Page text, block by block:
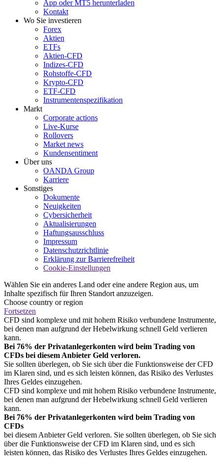
App oder MT5 herunterladen
Kontakt
Wo Sie investieren
Forex
Aktien
ETFs
Aktien-CFD
Indizes-CFD
Rohstoffe-CFD
Krypto-CFD
ETF-CFD
Instrumentenspezifikation
Markt
Corporate actions
Live-Kurse
Rollovers
Market news
Kundensentiment
Über uns
OANDA Group
Karriere
Sonstiges
Dokumente
Neuigkeiten
Cybersicherheit
Aktualisierungen
Haftungsausschluss
Impressum
Datenschutzrichtlinie
Erklärung zur Barrierefreiheit
Cookie-Einstellungen
Wählen Sie ein anderes Land oder eine andere Region aus, um
Inhalte spezifisch für Ihren Standort anzuzeigen.
Choose country or region
Fortsetzen
CFD sind komplexe und mit hohem Risiko verbundene Instrumente,
bei denen man aufgrund der Hebelwirkung schnell Geld verlieren
kann.
Bei 76% der Privatanlegerkonten wird beim Trading von
CFDs bei diesem Anbieter Geld verloren.
Sie sollten überlegen, ob Sie sich über die Funktionsweise der CFD
im Klaren sind, und es sich leisten können, das Risiko des Verlustes
Ihres Geldes einzugehen.
CFD sind komplexe und mit hohem Risiko verbundene Instrumente,
bei denen man aufgrund der Hebelwirkung schnell Geld verlieren
kann.
Bei 76% der Privatanlegerkonten wird beim Trading von
CFDs
bei diesem Anbieter Geld verloren. Sie sollten überlegen, ob Sie sich
über die Funktionsweise der CFD im Klaren sind, und es sich
leisten können, das Risiko des Verlustes Ihres Geldes einzugehen.